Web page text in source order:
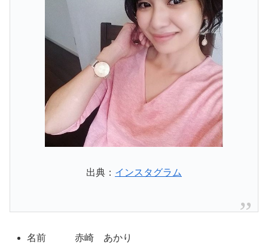
出典： インスタグラム
名前 赤崎 あかり